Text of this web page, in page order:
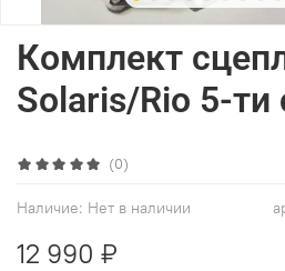
(0)
Наличие: Нет в наличии
Комплект
Solaris/Rio 5-ти
12 990 ₽